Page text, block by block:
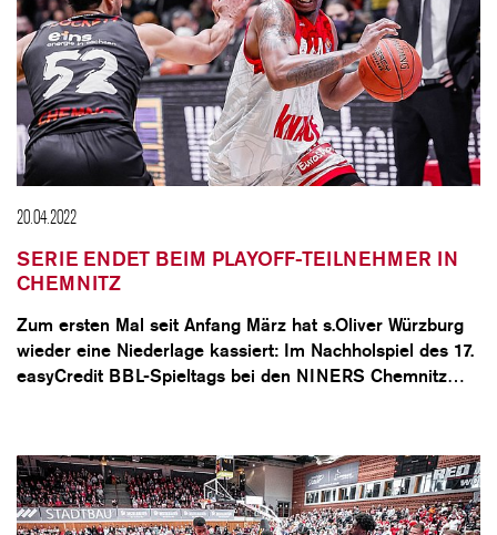
20.04.2022
SERIE ENDET BEIM PLAYOFF-TEILNEHMER IN
CHEMNITZ
Zum ersten Mal seit Anfang März hat s.Oliver Würzburg
wieder eine Niederlage kassiert: Im Nachholspiel des 17.
easyCredit BBL-Spieltags bei den NINERS Chemnitz…